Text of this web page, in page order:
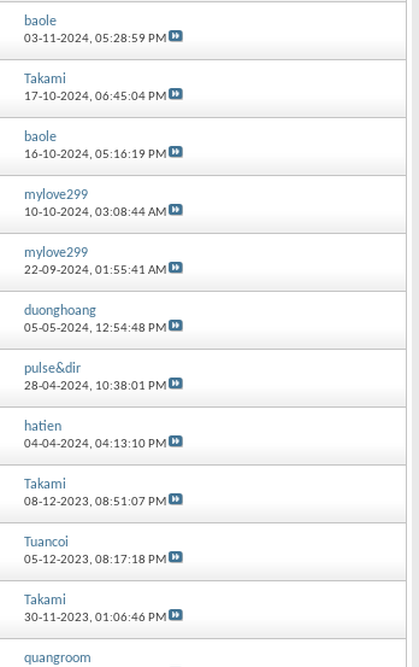
baole
03-11-2024,05:28:59 PM
Takami
17-10-2024,06:45:04 PM
baole
16-10-2024,05:16:19 PM
mylove299
10-10-2024,03:08:44 AM
mylove299
22-09-2024,01:55:41 AM
duonghoang
05-05-2024, 12:54:48 PM
pulse&dir
28-04-2024, 10:38:01 PM
hatien
04-04-2024,04:13:10 PM
Takami
08-12-2023,08:51:07 PM
Tuancoi
05-12-2023,08:17:18 PM
Takami
30-11-2023,01:06:46 PM
quangroom